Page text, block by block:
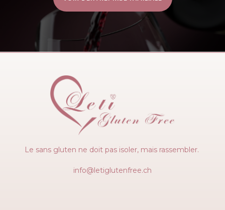
Le sans gluten ne doit pas isoler, mais rassembler.
info@letiglutenfree.ch